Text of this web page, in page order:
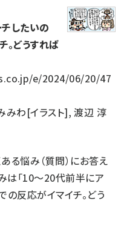
したいの
。どうすれば
e/2024/06/20/47
わ[イラスト], 渡辺 淳
る悩み（質問）にお答え
は「10～20代前半にア
の反応がイマイチ。どう